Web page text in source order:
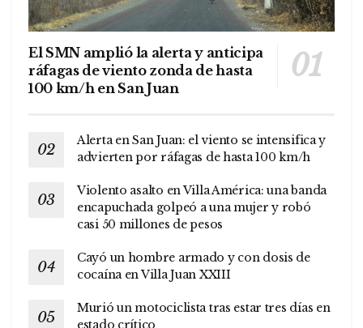
El SMN amplió la alerta y anticipa
ráfagas de viento zonda de hasta
100 km/h en San Juan
Alerta en San Juan: el viento se intensifica y
advierten por ráfagas de hasta 100 km/h
Violento asalto en Villa América: una banda
encapuchada golpeó a una mujer y robó
casi 50 millones de pesos
Cayó un hombre armado y con dosis de
cocaína en Villa Juan XXIII
Murió un motociclista tras estar tres días en
estado crítico